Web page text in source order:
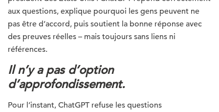
aux questions, explique pourquoi les gens peuvent ne
pas être d’accord, puis soutient la bonne réponse avec
des preuves réelles – mais toujours sans liens ni
références.
Il n’y a pas d’option
d’approfondissement.
Pour l’instant, ChatGPT refuse les questions